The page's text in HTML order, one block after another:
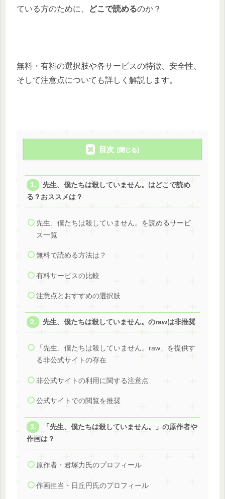
ている方のために、
どこで読めるのか？
無料・有料の選択肢や各サービスの特徴、安全性、
そして注意点についても詳しく解説します。
目次
先生、僕たちは殺していません。はどこで読め
る？おススメは？
先生、僕たちは殺していません。を読めるサービ
ス一覧
無料で読める方法は？
有料サービスの比較
注意点とおすすめの選択肢
先生、僕たちは殺していません。のrawは非推奨
「先生、僕たちは殺していません。raw」を提供す
る非公式サイトの存在
非公式サイトの利用に関する注意点
公式サイトでの閲覧を推奨
「先生、僕たちは殺していません。」の原作者や
作画は？
原作者・君塚力氏のプロフィール
作画担当・日丘円氏のプロフィール